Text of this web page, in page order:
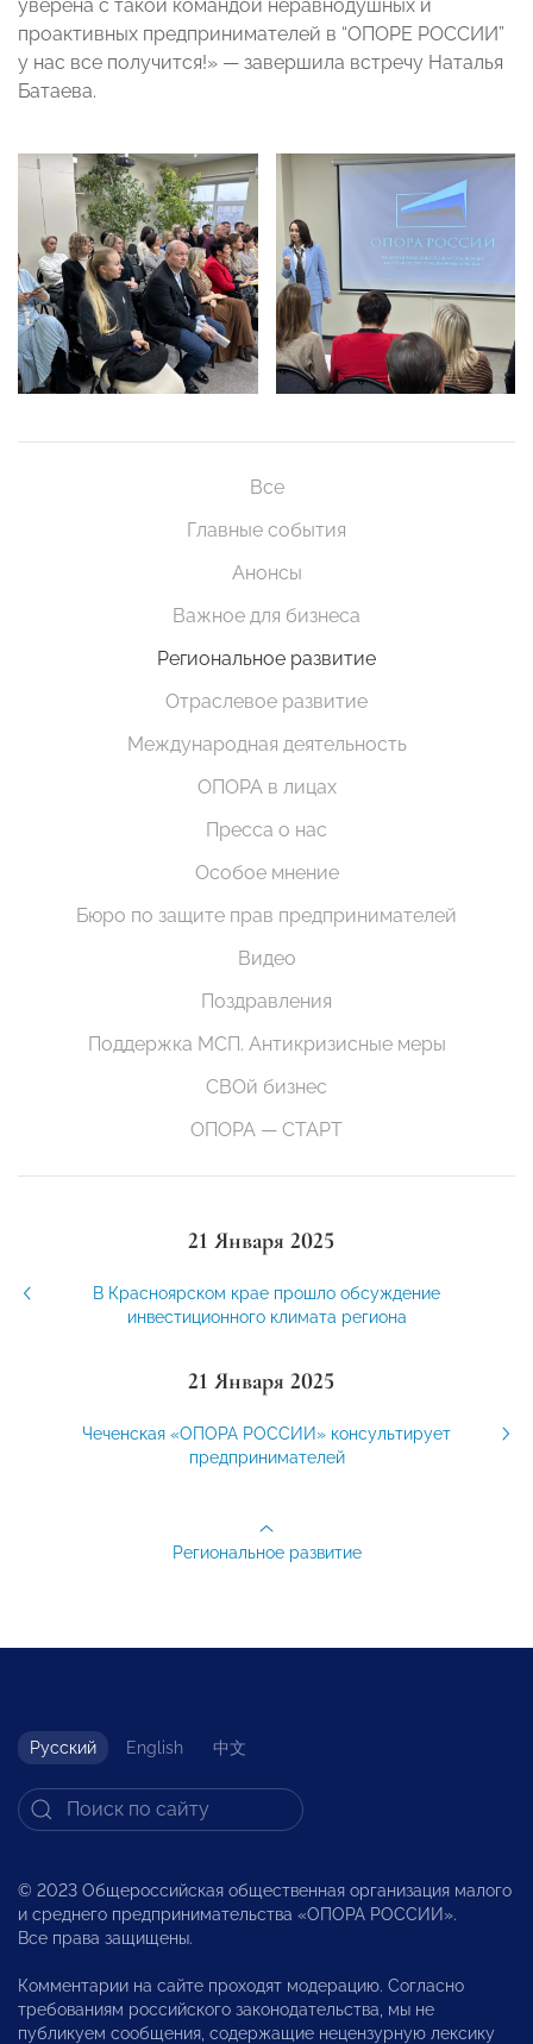
уверена с такой командой неравнодушных и
проактивных предпринимателей в “ОПОРЕ РОССИИ”
у нас все получится!» — завершила встречу Наталья
Батаева.
Все
Главные события
Анонсы
Важное для бизнеса
Региональное развитие
Отраслевое развитие
Международная деятельность
ОПОРА в лицах
Пресса о нас
Особое мнение
Бюро по защите прав предпринимателей
Видео
Поздравления
Поддержка МСП. Антикризисные меры
СВОй бизнес
ОПОРА — СТАРТ
21 Января 2025
В Красноярском крае прошло обсуждение
инвестиционного климата региона
21 Января 2025
Чеченская «ОПОРА РОССИИ» консультирует
предпринимателей
Региональное развитие
Русский English 中文
© 2023 Общероссийская общественная организация малого
и среднего предпринимательства «ОПОРА РОССИИ».
Все права защищены.
Комментарии на сайте проходят модерацию. Согласно
требованиям российского законодательства, мы не
публикуем сообщения, содержащие нецензурную лексику